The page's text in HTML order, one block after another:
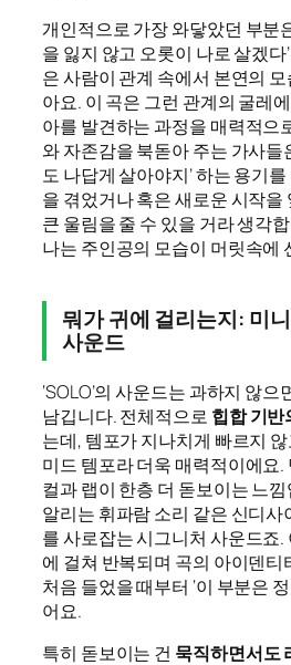
개인적으로 가장 와닿았던 부분
을 잃지 않고 오롯이 나로 살겠
은 사람이 관계 속에서 본연의
아요. 이 곡은 그런 관계의 굴레
아를 발견하는 과정을 매력적으
와 자존감을 북돋아 주는 가사들
도 나답게 살아야지’ 하는 용기
을 겪었거나 혹은 새로운 시작
큰 울림을 줄 수 있을 거라 생각
나는 주인공의 모습이 머릿속에
뭐가 귀에 걸리는지: 미
사운드
‘SOLO’의 사운드는 과하지 않
남깁니다. 전체적으로 힙합 기반
는데, 템포가 지나치게 빠르지
미드 템포라 더욱 매력적이에요.
컬과 랩이 한층 더 돋보이는 느
알리는 휘파람 소리 같은 신디사
를 사로잡는 시그니처 사운드죠.
에 걸쳐 반복되며 곡의 아이덴티
처음 들었을 때부터 ‘이 부분은
어요.
특히 돋보이는 건 묵직하면서도